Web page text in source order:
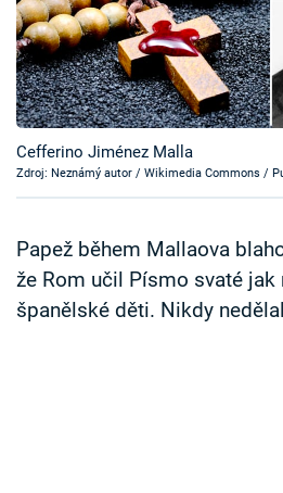
TV Program
Časopis
Sledujte prima+
Sledujte nás
Cefferino Jiménez Malla
Zdroj: Neznámý autor / Wikimedia Commons /
Papež během Mallaova
že Rom učil Písmo svaté jak
španělské děti. Nikdy